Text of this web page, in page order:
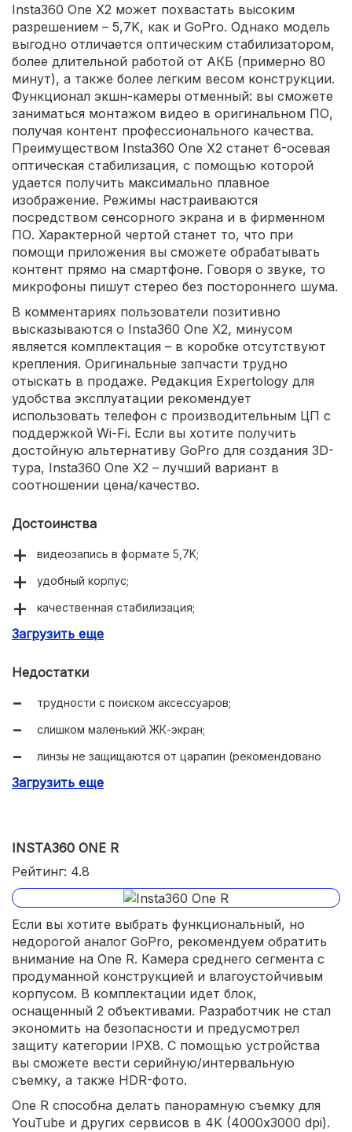
Insta360 One X2 может похвастать высоким
разрешением – 5,7K, как и GoPro. Однако модель
выгодно отличается оптическим стабилизатором,
более длительной работой от АКБ (примерно 80
минут), а также более легким весом конструкции.
Функционал экшн-камеры отменный: вы сможете
заниматься монтажом видео в оригинальном ПО,
получая контент профессионального качества.
Преимуществом Insta360 One X2 станет 6-осевая
оптическая стабилизация, с помощью которой
удается получить максимально плавное
изображение. Режимы настраиваются
посредством сенсорного экрана и в фирменном
ПО. Характерной чертой станет то, что при
помощи приложения вы сможете обрабатывать
контент прямо на смартфоне. Говоря о звуке, то
микрофоны пишут стерео без постороннего шума.
В комментариях пользователи позитивно
высказываются о Insta360 One X2, минусом
является комплектация – в коробке отсутствуют
крепления. Оригинальные запчасти трудно
отыскать в продаже. Редакция Expertology для
удобства эксплуатации рекомендует
использовать телефон с производительным ЦП с
поддержкой Wi-Fi. Если вы хотите получить
достойную альтернативу GoPro для создания 3D-
тура, Insta360 One X2 – лучший вариант в
соотношении цена/качество.
Достоинства
видеозапись в формате 5,7K;
удобный корпус;
качественная стабилизация;
длительная работа в автономном режиме;
компактные габариты;
Загрузить еще
Недостатки
трудности с поиском аксессуаров;
слишком маленький ЖК-экран;
линзы не защищаются от царапин (рекомендовано
Загрузить еще
INSTA360 ONE R
Рейтинг: 4.8
Если вы хотите выбрать функциональный, но
недорогой аналог GoPro, рекомендуем обратить
внимание на One R. Камера среднего сегмента с
продуманной конструкцией и влагоустойчивым
корпусом. В комплектации идет блок,
оснащенный 2 объективами. Разработчик не стал
экономить на безопасности и предусмотрел
защиту категории IPX8. С помощью устройства
вы сможете вести серийную/интервальную
съемку, а также HDR-фото.
One R способна делать панорамную съемку для
YouTube и других сервисов в 4K (4000х3000 dpi).